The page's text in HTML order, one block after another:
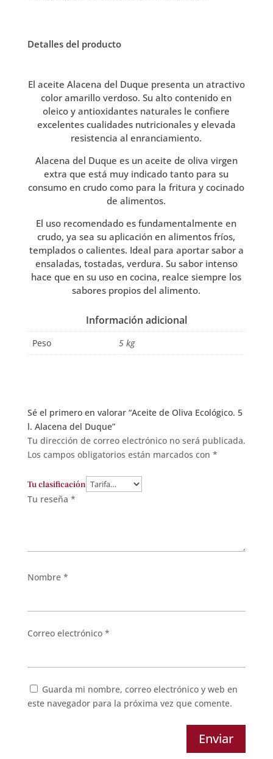
Detalles del producto
El aceite Alacena del Duque presenta un atractivo
color amarillo verdoso. Su alto contenido en
oleico y antioxidantes naturales le confiere
excelentes cualidades nutricionales y elevada
resistencia al enranciamiento.
Alacena del Duque es un aceite de oliva virgen
extra que está muy indicado tanto para su
consumo en crudo como para la fritura y cocinado
de alimentos.
El uso recomendado es fundamentalmente en
crudo, ya sea su aplicación en alimentos fríos,
templados o calientes. Ideal para aportar sabor a
ensaladas, tostadas, verdura. Su sabor intenso
hace que en su uso en cocina, realce siempre los
sabores propios del alimento.
Información adicional
Peso 5 kg
Sé el primero en valorar “Aceite de Oliva Ecológico. 5
l. Alacena del Duque”
Tu dirección de correo electrónico no será publicada.
Los campos obligatorios están marcados con *
Tu clasificación
Tu reseña *
Nombre *
Correo electrónico *
Guarda mi nombre, correo electrónico y web en
este navegador para la próxima vez que comente.
Enviar